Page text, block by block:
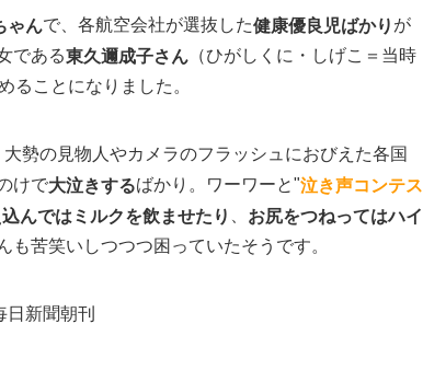
ゃんで、各航空会社が選抜した健康優良児ばかり が
である東久邇成子さん （ひがしくに・しげこ＝当時
ることになりました。
勢の見物人やカメラのフラッシュにおびえた各国
けで大泣きするばかり。ワーワーと"泣き声コンテス
んではミルクを飲ませたり
お尻をつねってはハイ
も苦笑いしつつつ困っていたそうです。
新聞朝刊